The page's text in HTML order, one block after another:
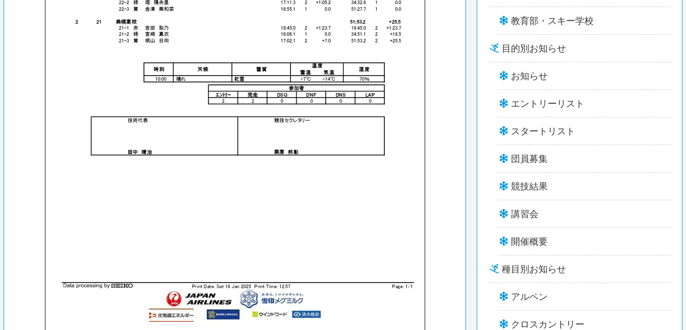
教育部・スキー学校
目的別お知らせ
お知らせ
エントリーリスト
スタートリスト
団員募集
競技結果
講習会
開催概要
種目別お知らせ
アルペン
クロスカントリー